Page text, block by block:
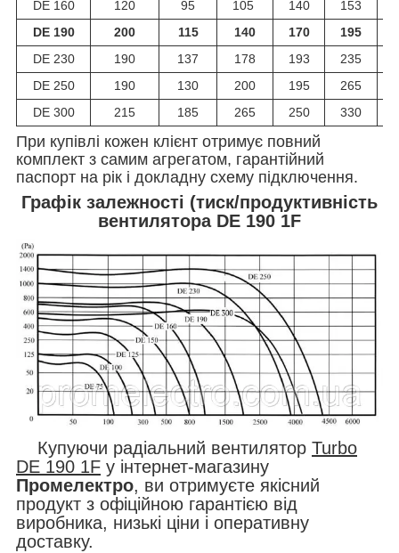
DE 160 120 95 105 140 153
DE 190
200 115 140 170 195
DE 230
190 137 178 193 235
DE 250
190 130 200 195 265
DE 300
215 185 265 250 330
При купівлі кожен клієнт отримує повний
комплект з самим агрегатом, гарантійний
паспорт на рік і докладну схему підключення.
Графік залежності (тиск/продуктивність
вентилятора DE 190 1F
Купуючи радіальний вентилятор Turbo
DE 190 1F у інтернет-магазину
Промелектро, ви отримуєте якісний
продукт з офіційною гарантією від
виробника, низькі ціни і оперативну
доставку.